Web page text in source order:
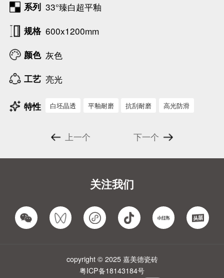
系列 33°臻白超平釉
规格 600x1200mm
颜色 灰色
工艺 亮光
特性 白坯晶透 平釉耐磨 抗刮耐磨 高光防滑
上一个 下一个
关注我们
copyright © 2025 嘉美德瓷砖
粤ICP备18143184号